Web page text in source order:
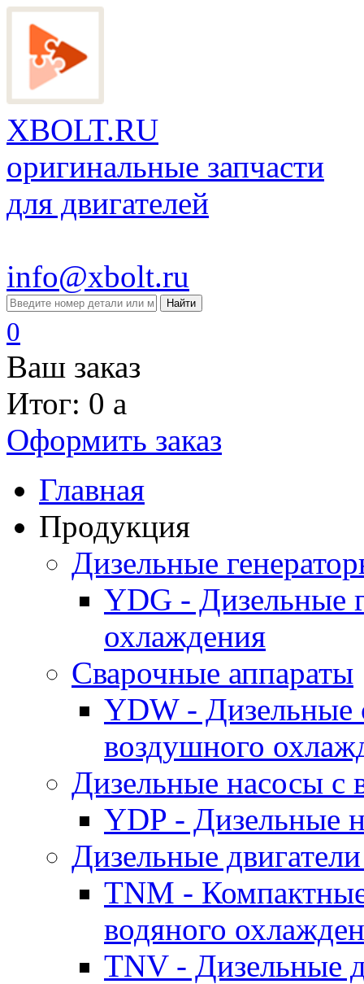
XBOLT.RU
оригинальные запчасти
для двигателей
info@xbolt.ru
Найти
0
Ваш заказ
Итог: 0 a
Оформить заказ
Главная
Продукция
Дизельные
YDG - Дизельные
охлаждения
Cварочные аппараты
YDW - Дизельные
воздушного
Дизельные насосы
YDP - Дизельные
Дизельные
TNM -
водяного
TNV - Дизельные